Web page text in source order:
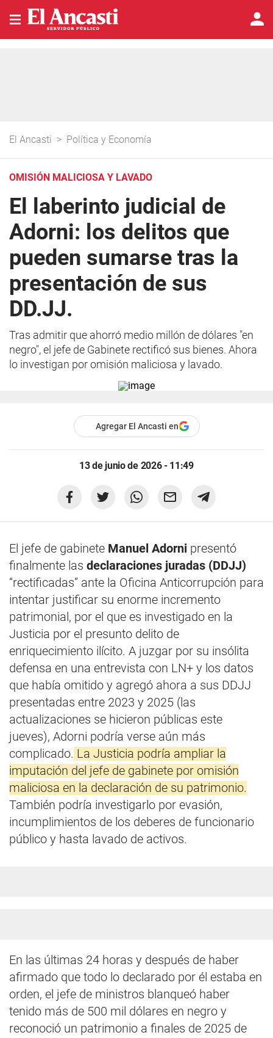
El Ancasti > Política y Economía
OMISIÓN MALICIOSA Y LAVADO
El laberinto judicial de
Adorni: los delitos que
pueden sumarse tras la
presentación de sus
DD.JJ.
Tras admitir que ahorró medio millón de dólares "en
negro", el jefe de Gabinete rectificó sus bienes. Ahora
lo investigan por omisión maliciosa y lavado.
Agregar El Ancasti en
13 de junio de 2026 - 11:49
El jefe de gabinete Manuel Adorni presentó
finalmente las declaraciones juradas (DDJJ)
“rectificadas” ante la Oficina Anticorrupción para
intentar justificar su enorme incremento
patrimonial, por el que es investigado en la
Justicia por el presunto delito de
enriquecimiento ilícito. A juzgar por su insólita
defensa en una entrevista con LN+ y los datos
que había omitido y agregó ahora a sus DDJJ
presentadas entre 2023 y 2025 (las
actualizaciones se hicieron públicas este
jueves), Adorni podría verse aún más
complicado. La Justicia podría ampliar la
imputación del jefe de gabinete por omisión
maliciosa en la declaración de su patrimonio.
También podría investigarlo por evasión,
incumplimientos de los deberes de funcionario
público y hasta lavado de activos.
En las últimas 24 horas y después de haber
afirmado que todo lo declarado por él estaba en
orden, el jefe de ministros blanqueó haber
tenido más de 500 mil dólares en negro y
reconoció un patrimonio a finales de 2025 de